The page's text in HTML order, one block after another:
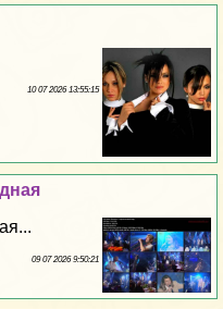
10 07 2026 13:55:15
09 07 2026 9:50:21